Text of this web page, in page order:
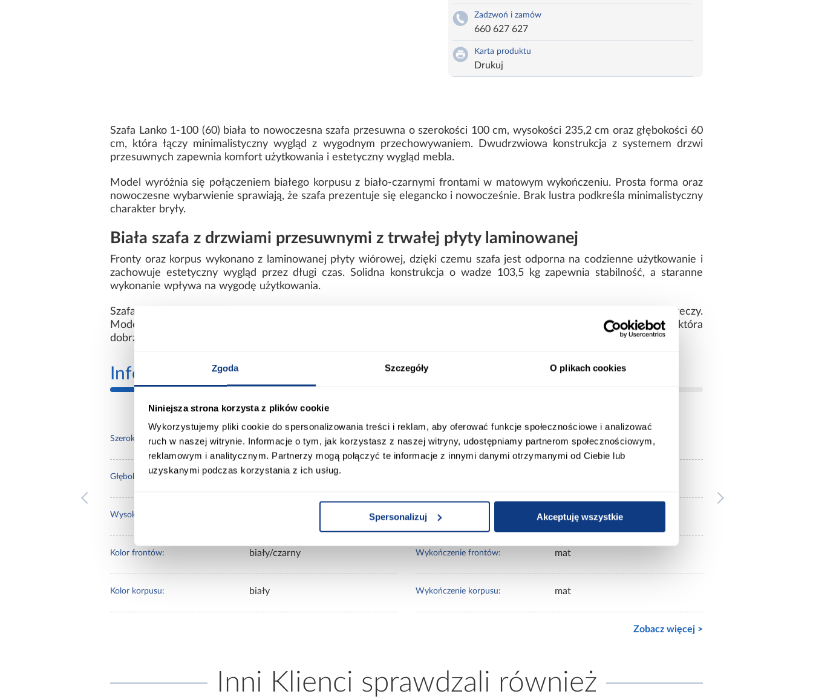
Zgoda Szczegóły O plikach cookies
Niniejsza strona korzysta z plików cookie
Wykorzystujemy pliki cookie do spersonalizowania treści i reklam, aby oferować funkcje społecznościowe i analizować
ruch w naszej witrynie. Informacje o tym, jak korzystasz z naszej witryny, udostępniamy partnerom społecznościowym,
reklamowym i analitycznym. Partnerzy mogą połączyć te informacje z innymi danymi otrzymanymi od Ciebie lub
uzyskanymi podczas korzystania z ich usług.
Spersonalizuj Akceptuję wszystkie
Zadzwoń i zamów
660 627 627
Karta produktu
Drukuj
Szafa Lanko 1-100 (60) biała to nowoczesna szafa przesuwna o szerokości 100 cm, wysokości 235,2 cm oraz głębokości 60
cm, która łączy minimalistyczny wygląd z wygodnym przechowywaniem. Dwudrzwiowa konstrukcja z systemem drzwi
przesuwnych zapewnia komfort użytkowania i estetyczny wygląd mebla.
Model wyróżnia się połączeniem białego korpusu z biało-czarnymi frontami w matowym wykończeniu. Prosta forma oraz
nowoczesne wybarwienie sprawiają, że szafa prezentuje się elegancko i nowocześnie. Brak lustra podkreśla minimalistyczny
charakter bryły.
Biała szafa z drzwiami przesuwnymi z trwałej płyty laminowanej
Fronty oraz korpus wykonano z laminowanej płyty wiórowej, dzięki czemu szafa jest odporna na codzienne użytkowanie i
zachowuje estetyczny wygląd przez długi czas. Solidna konstrukcja o wadze 103,5 kg zapewnia stabilność, a staranne
wykonanie wpływa na wygodę użytkowania.
Szafa LANKO posiada praktyczne wnętrze z dużą ilością miejsca do przechowywania odzieży i innych potrzebnych rzeczy.
Model dostarczany jest do samodzielnego montażu. Brak oświetlenia pozwala zachować prostą, spójną formę mebla, która
dobrze wpisuje się w nowoczesne aranżacje.
Informacje Transport Informacje o produkcie
Szerokość [cm]: 100.00
Głębokość [cm]: 60.00
Wysokość [cm]:
Kolor frontów: biały/czarny
Kolor korpusu: biały
Wybarwienie: białe
Ilość drzwi: 2-drzwiowa
Wykończenie frontów: mat
Wykończenie korpusu: mat
Zobacz więcej >
Inni Klienci sprawdzali również